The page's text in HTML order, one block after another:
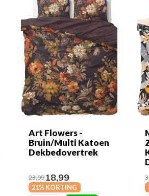
Art Flowers -
Bruin/Multi Katoen
Dekbedovertrek
23,9918,99
21% KORTING